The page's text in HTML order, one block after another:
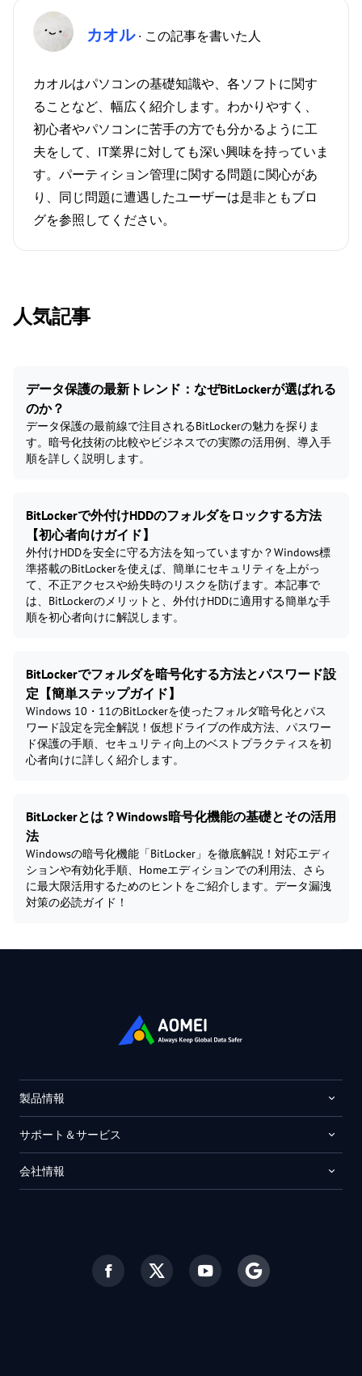
カオル· この記事を書いた人
カオルはパソコンの基礎知識や、各ソフトに関す
ることなど、幅広く紹介します。わかりやすく、
初心者やパソコンに苦手の方でも分かるように工
夫をして、IT業界に対しても深い興味を持っていま
す。パーティション管理に関する問題に関心があ
り、同じ問題に遭遇したユーザーは是非ともブロ
グを参照してください。
人気記事
データ保護の最新トレンド：なぜBitLockerが選ばれる
のか？
データ保護の最前線で注目されるBitLockerの魅力を探りま
す。暗号化技術の比較やビジネスでの実際の活用例、導入手
順を詳しく説明します。
BitLockerで外付けHDDのフォルダをロックする方法
【初心者向けガイド】
外付けHDDを安全に守る方法を知っていますか？Windows標
準搭載のBitLockerを使えば、簡単にセキュリティを上がっ
て、不正アクセスや紛失時のリスクを防げます。本記事で
は、BitLockerのメリットと、外付けHDDに適用する簡単な手
順を初心者向けに解説します。
BitLockerでフォルダを暗号化する方法とパスワード設
定【簡単ステップガイド】
Windows 10・11のBitLockerを使ったフォルダ暗号化とパス
ワード設定を完全解説！仮想ドライブの作成方法、パスワー
ド保護の手順、セキュリティ向上のベストプラクティスを初
心者向けに詳しく紹介します。
BitLockerとは？Windows暗号化機能の基礎とその活用
法
Windowsの暗号化機能「BitLocker」を徹底解説！対応エディ
ションや有効化手順、Homeエディションでの利用法、さら
に最大限活用するためのヒントをご紹介します。データ漏洩
対策の必読ガイド！
製品情報
サポート＆サービス
会社情報